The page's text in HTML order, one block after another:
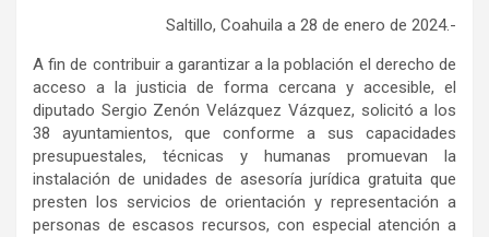
Saltillo, Coahuila a 28 de enero de 2024.-
A fin de contribuir a garantizar a la población el derecho de
acceso a la justicia de forma cercana y accesible, el
diputado Sergio Zenón Velázquez Vázquez, solicitó a los
38 ayuntamientos, que conforme a sus capacidades
presupuestales, técnicas y humanas promuevan la
instalación de unidades de asesoría jurídica gratuita que
presten los servicios de orientación y representación a
personas de escasos recursos, con especial atención a